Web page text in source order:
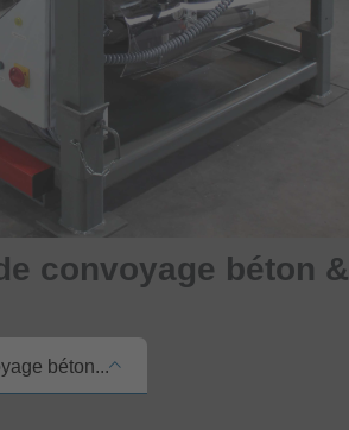
convoyage béton &
béton...